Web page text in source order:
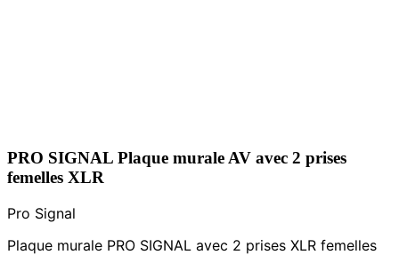
PRO SIGNAL Plaque murale AV avec 2 prises
femelles XLR
Pro Signal
Plaque murale PRO SIGNAL avec 2 prises XLR femelles